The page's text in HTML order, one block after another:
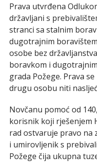
Prava utvrđena
državljani s
stranci sa stalnim
dugotrajnim
osobe bez
boravkom i
grada Požege. Prava
drugu osobu niti
Novčanu pomoć od
korisnik koji rješenjem
rad ostvaruje pravo na
i umirovljenik s
Požege čija ukupna